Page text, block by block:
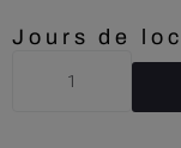
Jours de